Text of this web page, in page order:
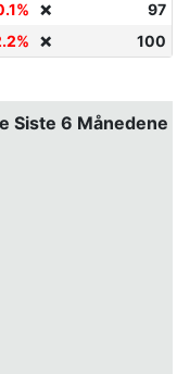
❌
97
❌ 100
Siste 6 Månedene